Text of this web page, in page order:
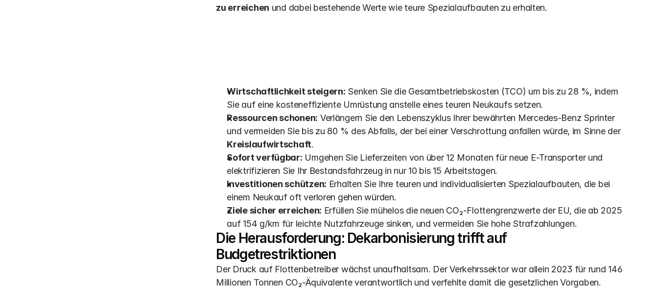
zu erreichen und dabei bestehende Werte wie teure Spezialaufbauten zu erhalten.
Wirtschaftlichkeit steigern: Senken Sie die Gesamtbetriebskosten (TCO) um bis zu 28 %, indem
Sie auf eine kosteneffiziente Umrüstung anstelle eines teuren Neukaufs setzen.
Ressourcen schonen: Verlängern Sie den Lebenszyklus Ihrer bewährten Mercedes-Benz Sprinter
und vermeiden Sie bis zu 80 % des Abfalls, der bei einer Verschrottung anfallen würde, im Sinne der
Kreislaufwirtschaft.
Sofort verfügbar: Umgehen Sie Lieferzeiten von über 12 Monaten für neue E-Transporter und
elektrifizieren Sie Ihr Bestandsfahrzeug in nur 10 bis 15 Arbeitstagen.
Investitionen schützen: Erhalten Sie Ihre teuren und individualisierten Spezialaufbauten, die bei
einem Neukauf oft verloren gehen würden.
Ziele sicher erreichen: Erfüllen Sie mühelos die neuen CO₂-Flottengrenzwerte der EU, die ab 2025
auf 154 g/km für leichte Nutzfahrzeuge sinken, und vermeiden Sie hohe Strafzahlungen.
Die Herausforderung: Dekarbonisierung trifft auf
Budgetrestriktionen
Der Druck auf Flottenbetreiber wächst unaufhaltsam. Der Verkehrssektor war allein 2023 für rund 146
Millionen Tonnen CO₂-Äquivalente verantwortlich und verfehlte damit die gesetzlichen Vorgaben.